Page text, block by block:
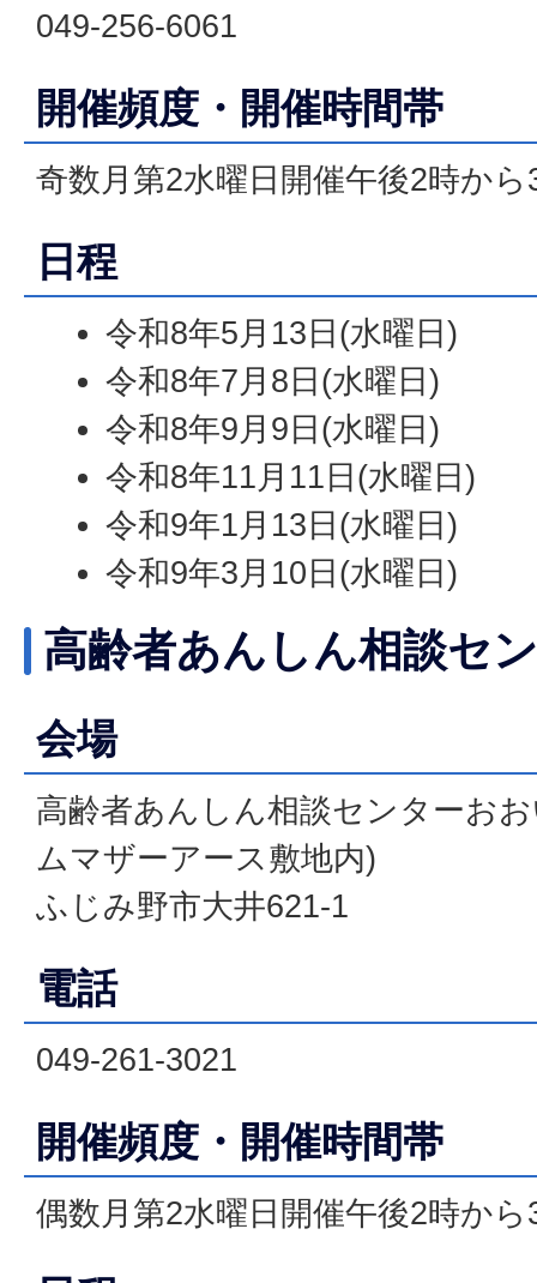
049-256-6061
開催頻度・開催時間帯
奇数月第2水曜日開催午後2時か
日程
令和8年5月13日(水曜日)
令和8年7月8日(水曜日)
令和8年9月9日(水曜日)
令和8年11月11日(水曜日)
令和9年1月13日(水曜日)
令和9年3月10日(水曜日)
高齢者あんしん相談セ
会場
高齢者あんしん相談センターお
ムマザーアース敷地内)
ふじみ野市大井621-1
電話
049-261-3021
開催頻度・開催時間帯
偶数月第2水曜日開催午後2時か